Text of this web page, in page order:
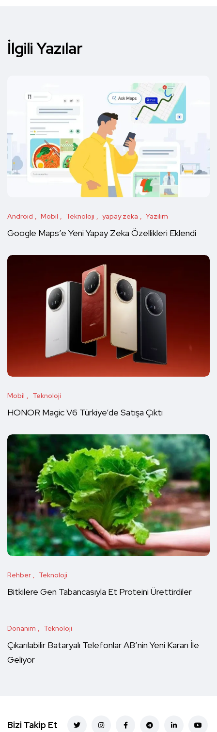
İlgili Yazılar
Android Mobil Teknoloji yapay zeka Yazılım
Google Maps’e Yeni Yapay Zeka Özellikleri Eklendi
Mobil Teknoloji
HONOR Magic V6 Türkiye’de Satışa Çıktı
Rehber Teknoloji
Bitkilere Gen Tabancasıyla Et Proteini Ürettirdiler
Donanım Teknoloji
Çıkarılabilir Bataryalı Telefonlar AB’nin Yeni Kararı İle
Geliyor
Bizi Takip Et